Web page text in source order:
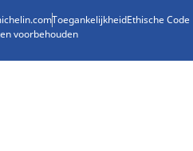
ToegankelijkheidEthische Code
voorbehouden